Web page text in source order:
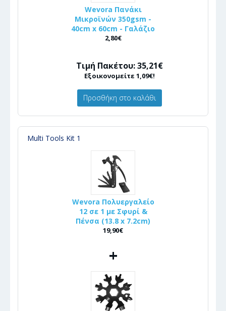
Wevora Πανάκι
Μικροϊνών 350gsm -
40cm x 60cm - Γαλάζιο
2,80€
Τιμή Πακέτου: 35,21€
Εξοικονομείτε 1,09€!
Προσθήκη στο καλάθι
Multi Tools Kit 1
Wevora Πολυεργαλείο
12 σε 1 με Σφυρί &
Πένσα (13.8 x 7.2cm)
19,90€
+